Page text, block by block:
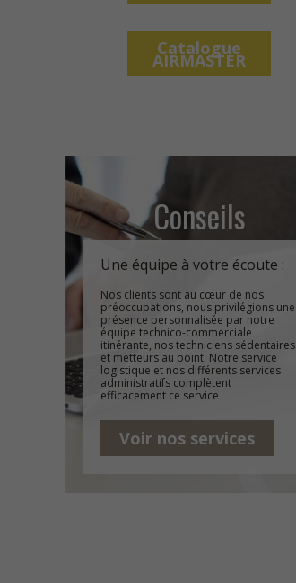
Catalogue
AIRMASTER
Conseils
Une équipe à votre écoute :
Nos clients sont au cœur de nos
préoccupations, nous privilégions une
présence personnalisée par notre
équipe technico-commerciale
itinérante, nos techniciens sédentaires
et metteurs au point. Notre service
logistique et nos différents services
administratifs complètent
efficacement ce service
Voir nos services